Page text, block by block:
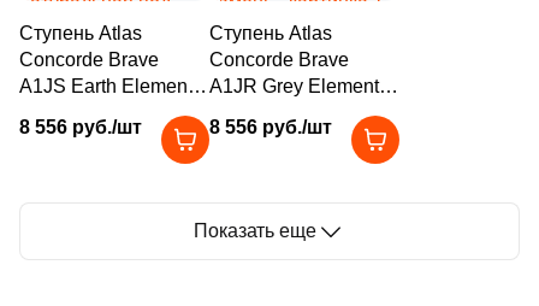
Кофейный (7
Антрацитовый (7)
Бежевый (7)
Бордовый (7)
Ступень Atlas
Concorde Brave
A1JS Earth Elemento
коричневая
8 556 руб./шт
Ступень Atlas
Concorde Brave
A1JR Grey Elemento
серая антислип
натуральная под
8 556 руб./шт
Показать еще